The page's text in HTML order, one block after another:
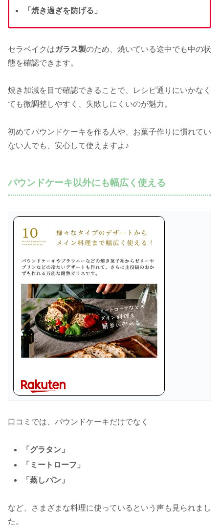
「焼き過ぎを防げる」
セラベイクはガラス製のため、焼いている途中でも中の状
態を確認できます。
焼き加減を目で確認できることで、レシピ通りにいかなく
ても微調整しやすく、失敗しにくいのが魅力。
初めてパウンドケーキを作る人や、お菓子作りに慣れてい
ない人でも、安心して使えますよ♪
パウンドケーキ以外にも幅広く使える
口コミでは、パウンドケーキだけでなく
「グラタン」
「ミートローフ」
「蒸しパン」
など、さまざまな料理に使っているという声も見られまし
た。